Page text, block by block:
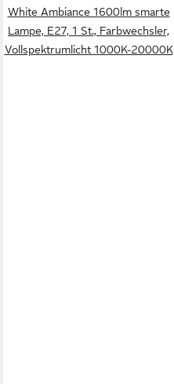
White Ambiance 1600lm smarte
Lampe, E27, 1 St., Farbwechsler,
Vollspektrumlicht 1000K-20000K